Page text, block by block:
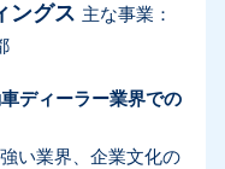
ングス 主な事業：
ディーラー業界での
い業界、企業文化の